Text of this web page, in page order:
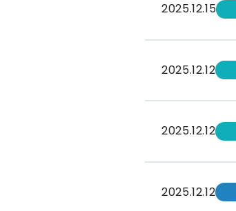
2025.12.15
2025.12.12
2025.12.12
2025.12.12